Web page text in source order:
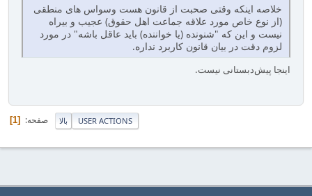
خلاصه اینکه وقتی صحبت از قانون هست وسواس های منطقی
(از نوع خاص مورد علاقه جماعت اهل حقوق) عجیب و بیراه
نیست و این که "شنونده (یا خواننده) باید عاقل باشه" در مورد
لزوم دقت در بیان قانون کاربرد نداره.
اینجا پیش‌دبستانی نیست.
بالا صفحه 1 USER ACTIONS